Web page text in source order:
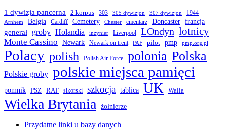
1 dywizja pancerna 2 korpus 303 305 dywizjon 307 dywizjon 1944
Arnhem Belgia Cardiff Cemetery Chester cmentarz Doncaster francja
generał
groby Holandia inżynier Liverpool LOndyn lotnicy
Monte Cassino Newark Newark on trent PAF pilot pmp pmp.org.pl
Polacy polish Polish Air Force polonia Polska
Polskie groby polskie miejsca pamięci
pomnik PSZ RAF sikorski szkocja tablica UK Walia
Wielka Brytania żołnierze
Przydatne linki u bazy danych